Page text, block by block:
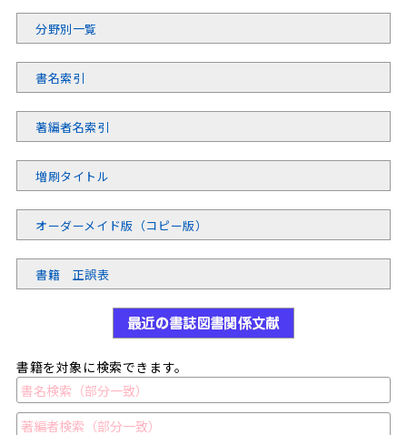
分野別一覧
書名索引
著編者名索引
増刷タイトル
オーダーメイド版（コピー版）
書籍 正誤表
書籍を対象に検索できます。